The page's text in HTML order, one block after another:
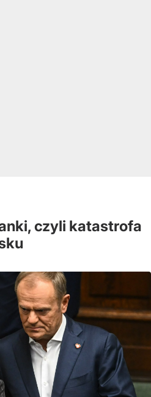
czyli katastrofa